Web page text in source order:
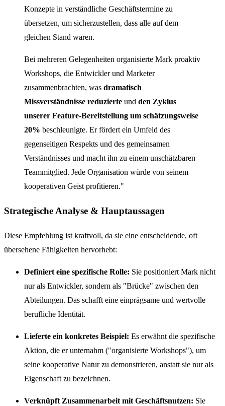
Konzepte in verständliche Geschäftstermine zu
übersetzen, um sicherzustellen, dass alle auf dem
gleichen Stand waren.
Bei mehreren Gelegenheiten organisierte Mark proaktiv
Workshops, die Entwickler und Marketer
zusammenbrachten, was dramatisch
Missverständnisse reduzierte und den Zyklus
unserer Feature-Bereitstellung um schätzungsweise
20% beschleunigte. Er fördert ein Umfeld des
gegenseitigen Respekts und des gemeinsamen
Verständnisses und macht ihn zu einem unschätzbaren
Teammitglied. Jede Organisation würde von seinem
kooperativen Geist profitieren."
Strategische Analyse & Hauptaussagen
Diese Empfehlung ist kraftvoll, da sie eine entscheidende, oft
übersehene Fähigkeiten hervorhebt:
Definiert eine spezifische Rolle: Sie positioniert Mark nicht
nur als Entwickler, sondern als "Brücke" zwischen den
Abteilungen. Das schafft eine einprägsame und wertvolle
berufliche Identität.
Lieferte ein konkretes Beispiel: Es erwähnt die spezifische
Aktion, die er unternahm ("organisierte Workshops"), um
seine kooperative Natur zu demonstrieren, anstatt sie nur als
Eigenschaft zu bezeichnen.
Verknüpft Zusammenarbeit mit Geschäftsnutzen: Sie